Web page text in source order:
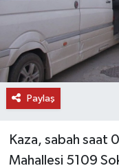
Paylaş
Kaza, sabah saat
Mahallesi 5109
EĞİTİM
TURİZM
RÖPORTAJ
YAZARLAR